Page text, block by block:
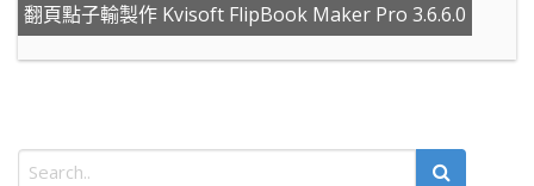
翻頁點子輸製作 Kvisoft FlipBook Maker Pro 3.6.6.0